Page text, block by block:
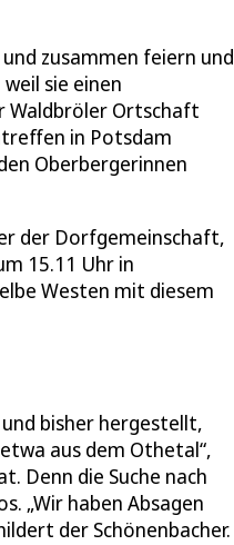
zusammen feiern und
sie einen
Waldbröler Ortschaft
in Potsdam
Oberbergerinnen
der Dorfgemeinschaft,
15.11 Uhr in
Westen mit diesem
bisher hergestellt,
aus dem Othetal“,
Denn die Suche nach
„Wir haben Absagen
der Schönenbacher.